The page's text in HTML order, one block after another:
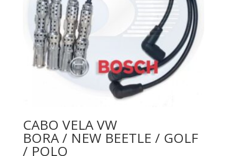
CABO VELA VW
BORA / NEW BEETLE / GOLF
/ POLO